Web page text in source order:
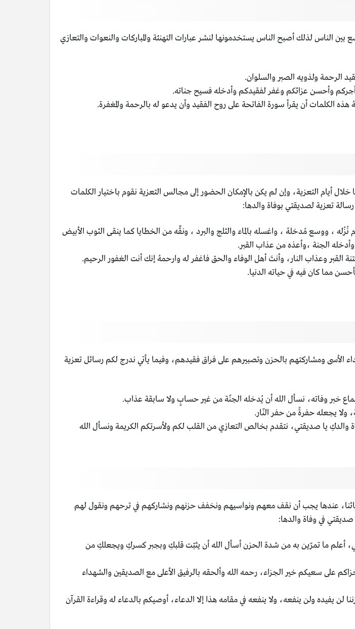
بين الناس لذلك أصبح الناس يستخدمونها لنشر عبارات التهنئة والمباركات والنعوات والتعازي
الرحمة ولذويه الصبر والسلوان.
أجركم وأحسن عزائكم وغفر لفقيدكم وأدخله فسيح جناته.
الكلمات أن يقرأ سورة الفاتحة على روح الفقيد وأن يدعو له بالرحمة والمغفرة.
أيام التعزية، وإن لم يكن بالإمكان الحضور إلى مجالس التعزية نقوم باختيار الكلمات
رسالة تعزية لصديقتي بوفاة والدها:
، ووسع مُدخلهُ ، واغسله بالماء والثلج والبرد ، ونقِّه من الخطايا كما ينقى الثوب الأبيض
الجنة ،وأعذه من عذاب القبر.
وعذاب النار، وأنتَ أهل الوفاء والحق فاغفر له وارحمهُ إنك أنت الغفور الرحيم.
مما كان فيه في حياته الدنيا.
الأسى ومشاركتهم بالحزن وتصبيرهم على فراق فقيدهم، وفيما يأتي ندرج لكم رسائل تعزية
سماع خبر وفاته، نسأل الله أن يُدخله الجنّة من غير حسابٍ ولا سابقة عذاب.
يجعله حفرةً من حفر النّار.
والدكِ يا صديقتي، نتقدم بخالص التعازي من القلب لكم ولأسرتكم الكريمة ونسأل الله
عندها يجب أن نقف معهم ونواسيهم ونخفف حزنهم ونشاركهم في ترحهم ونقول لهم
في وفاة والدها:
أعلم ما تمرّين به من شدة الحزن أسأل الله أن يثبّت قلبكِ وبجبر كسركِ ويجعلكِ من
على سعيكم خير الجزاء، رحمه الله وألحقه بالرفيق الأعلى مع الصديقين والشهداء
يفيده ولن ينفعه، ولا ينفعه في مقامه هذا إلا الدعاء، أوصيكم بالدعاء له وقراءة القرآن